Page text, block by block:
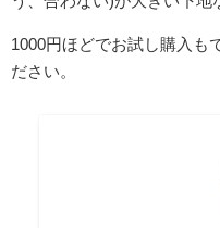
1000円ほどでお試し購入も
ださい。